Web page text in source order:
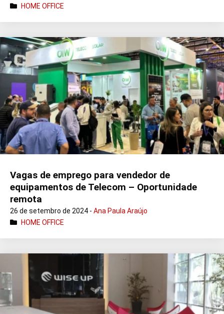
HOME OFFICE
Vagas de emprego para vendedor de
equipamentos de Telecom – Oportunidade
remota
26 de setembro de 2024 - Ana Paula Araújo
HOME OFFICE